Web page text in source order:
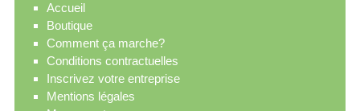
Accueil
Boutique
Comment ça marche?
Conditions contractuelles
Inscrivez votre entreprise
Mentions légales